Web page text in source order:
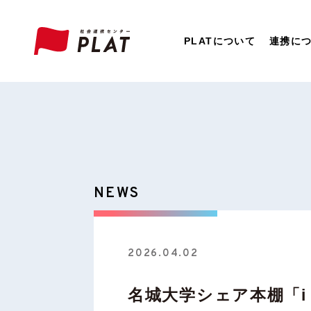
PLATについて 連携に
NEWS
2026.04.02
名城大学シェア本棚